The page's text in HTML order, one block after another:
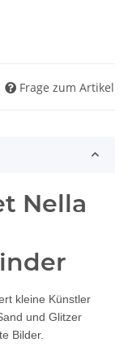
Frage zum Artikel
Nella
kleine Künstler
und Glitzer
Bilder.